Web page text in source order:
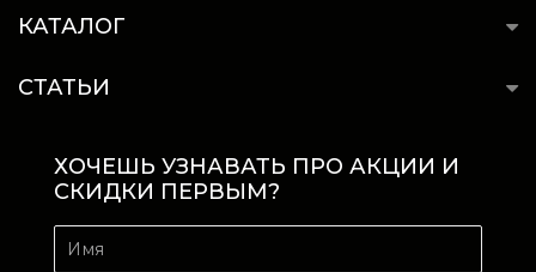
КАТАЛОГ
СТАТЬИ
ХОЧЕШЬ УЗНАВАТЬ ПРО АКЦИИ И
СКИДКИ ПЕРВЫМ?